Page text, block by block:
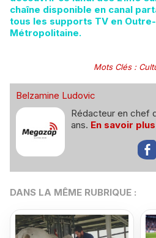
chaîne disponible en canal
tous les supports TV en
Métropolitaine.
Mots Clés:
Belzamine Ludovic
Rédacteur en chef
ans. En savoir
DANS LA MÊME RUBRIQUE :